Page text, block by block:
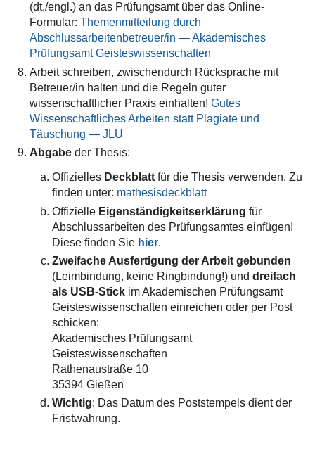
(dt./engl.) an das Prüfungsamt über das Online-
Formular: Themenmitteilung durch
Abschlussarbeitenbetreuer/in — Akademisches
Prüfungsamt Geisteswissenschaften
Arbeit schreiben, zwischendurch Rücksprache mit
Betreuer/in halten und die Regeln guter
wissenschaftlicher Praxis einhalten! Gutes
Wissenschaftliches Arbeiten statt Plagiate und
Täuschung — JLU
Abgabe der Thesis:
Offizielles Deckblatt für die Thesis verwenden. Zu
finden unter: mathesisdeckblatt
Offizielle Eigenständigkeitserklärung für
Abschlussarbeiten des Prüfungsamtes einfügen!
Diese finden Sie hier.
Zweifache Ausfertigung der Arbeit gebunden
(Leimbindung, keine Ringbindung!) und dreifach
als USB-Stickim Akademischen Prüfungsamt
Geisteswissenschaften einreichen oder per Post
schicken:
Akademisches Prüfungsamt
Geisteswissenschaften
Rathenaustraße 10
35394 Gießen
Wichtig: Das Datum des Poststempels dient der
Fristwahrung.